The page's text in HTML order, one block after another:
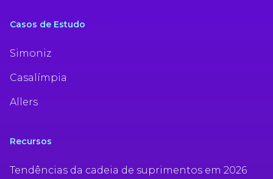
Casos de Estudo
Simoniz
Casalímpia
Allers
Recursos
Tendências da cadeia de suprimentos em 2026